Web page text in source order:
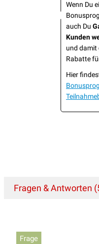
Wenn Du
auch Du
Kunden
und damit
Rabatte
Hier
Fragen & Antworten
Frage